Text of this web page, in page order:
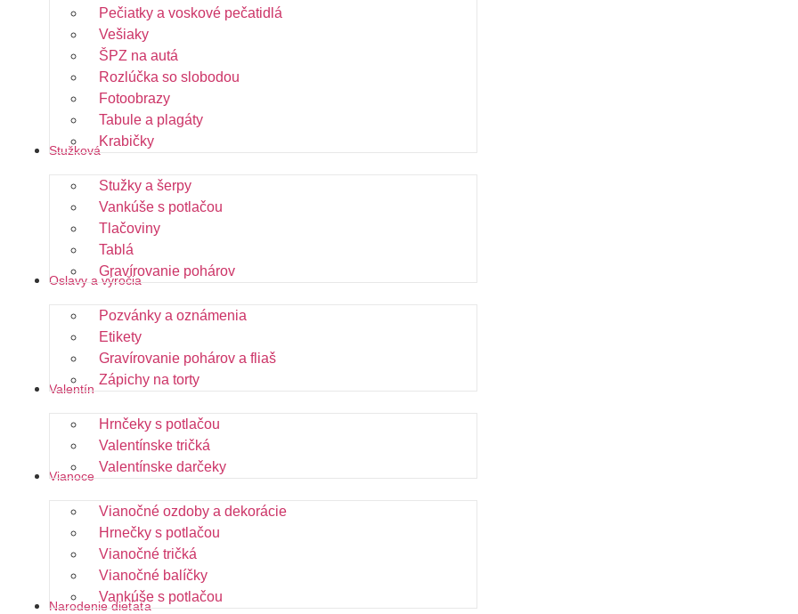
Pečiatky a voskové pečatidlá
Vešiaky
ŠPZ na autá
Rozlúčka so slobodou
Fotoobrazy
Tabule a plagáty
Krabičky
Stužková
Stužky a šerpy
Vankúše s potlačou
Tlačoviny
Tablá
Gravírovanie pohárov
Oslavy a výročia
Pozvánky a oznámenia
Etikety
Gravírovanie pohárov a fliaš
Zápichy na torty
Valentín
Hrnčeky s potlačou
Valentínske tričká
Valentínske darčeky
Vianoce
Vianočné ozdoby a dekorácie
Hrnečky s potlačou
Vianočné tričká
Vianočné balíčky
Vankúše s potlačou
Narodenie dieťaťa